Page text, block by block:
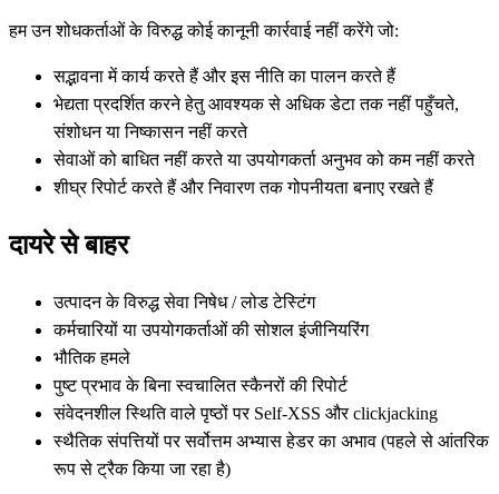
हम उन शोधकर्ताओं के विरुद्ध कोई कानूनी कार्रवाई नहीं करेंगे जो:
सद्भावना में कार्य करते हैं और इस नीति का पालन करते हैं
भेद्यता प्रदर्शित करने हेतु आवश्यक से अधिक डेटा तक नहीं पहुँचते,
संशोधन या निष्कासन नहीं करते
सेवाओं को बाधित नहीं करते या उपयोगकर्ता अनुभव को कम नहीं करते
शीघ्र रिपोर्ट करते हैं और निवारण तक गोपनीयता बनाए रखते हैं
दायरे से बाहर
उत्पादन के विरुद्ध सेवा निषेध / लोड टेस्टिंग
कर्मचारियों या उपयोगकर्ताओं की सोशल इंजीनियरिंग
भौतिक हमले
पुष्ट प्रभाव के बिना स्वचालित स्कैनरों की रिपोर्ट
संवेदनशील स्थिति वाले पृष्ठों पर Self-XSS और clickjacking
स्थैतिक संपत्तियों पर सर्वोत्तम अभ्यास हेडर का अभाव (पहले से आंतरिक
रूप से ट्रैक किया जा रहा है)